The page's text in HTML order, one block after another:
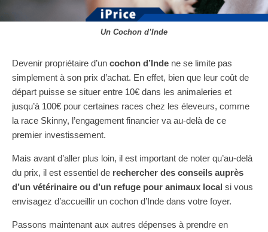
Un Cochon d’Inde
Devenir propriétaire d’un cochon d’Inde ne se limite pas
simplement à son prix d’achat. En effet, bien que leur coût de
départ puisse se situer entre 10€ dans les animaleries et
jusqu’à 100€ pour certaines races chez les éleveurs, comme
la race Skinny, l’engagement financier va au-delà de ce
premier investissement.
Mais avant d’aller plus loin, il est important de noter qu’au-delà
du prix, il est essentiel de rechercher des conseils auprès
d’un vétérinaire ou d’un refuge pour animaux local si vous
envisagez d’accueillir un cochon d’Inde dans votre foyer.
Passons maintenant aux autres dépenses à prendre en